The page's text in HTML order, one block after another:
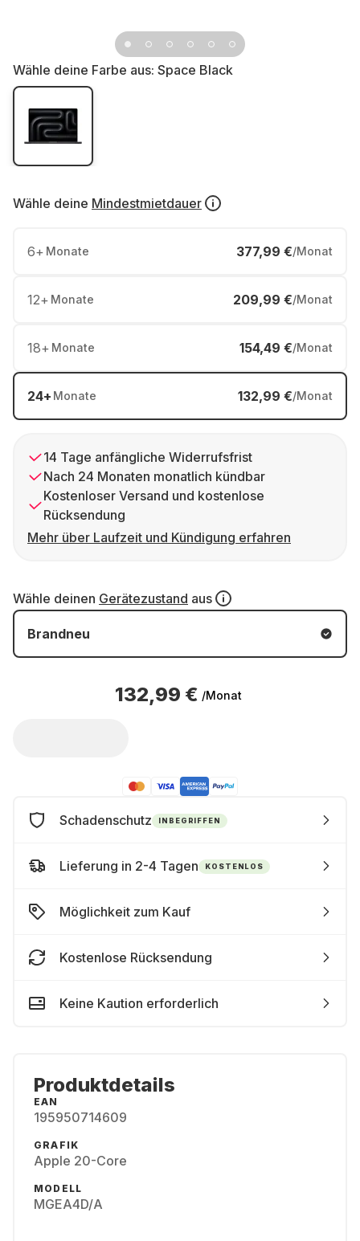
Wähle deine Farbe aus: Space Black
Wähle deine Mindestmietdauer
6+ Monate 377,99 €/Monat
12+ Monate 209,99 €/Monat
18+ Monate 154,49 €/Monat
24+ Monate 132,99 €/Monat
14 Tage anfängliche Widerrufsfrist
Nach 24 Monaten monatlich kündbar
Kostenloser Versand und kostenlose
Rücksendung
Mehr über Laufzeit und Kündigung erfahren
Wähle deinen Gerätezustand aus
Brandneu
132,99 € /Monat
Schadenschutz INBEGRIFFEN
Lieferung in 2-4 Tagen KOSTENLOS
Möglichkeit zum Kauf
Kostenlose Rücksendung
Keine Kaution erforderlich
Produktdetails
EAN
195950714609
GRAFIK
Apple 20-Core
MODELL
MGEA4D/A